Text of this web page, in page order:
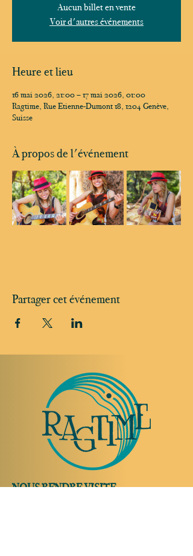
Aucun billet en vente
Voir d'autres événements
Heure et lieu
16 mai 2026, 21:00 – 17 mai 2026, 01:00
Ragtime, Rue Etienne-Dumont 18, 1204 Genève,
Suisse
À propos de l'événement
Partager cet événement
NOUS RENDRE VISITE